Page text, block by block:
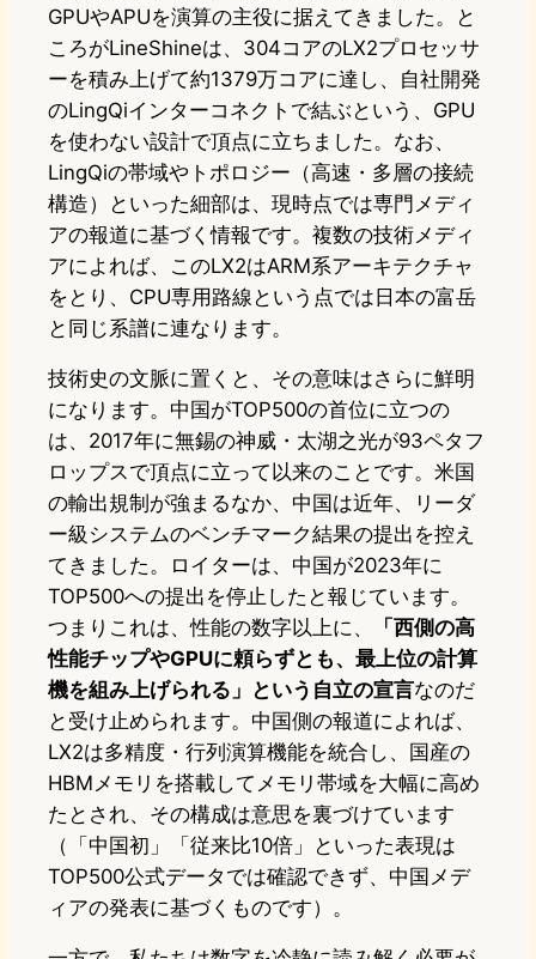
GPUやAPUを演算の主役に据えてきました。と
ころがLineShineは、304コアのLX2プロセッサ
ーを積み上げて約1379万コアに達し、自社開発
のLingQiインターコネクトで結ぶという、GPU
を使わない設計で頂点に立ちました。なお、
LingQiの帯域やトポロジー（高速・多層の接続
構造）といった細部は、現時点では専門メディ
アの報道に基づく情報です。複数の技術メディ
アによれば、このLX2はARM系アーキテクチャ
をとり、CPU専用路線という点では日本の富岳
と同じ系譜に連なります。
技術史の文脈に置くと、その意味はさらに鮮明
になります。中国がTOP500の首位に立つの
は、2017年に無錫の神威・太湖之光が93ペタフ
ロップスで頂点に立って以来のことです。米国
の輸出規制が強まるなか、中国は近年、リーダ
ー級システムのベンチマーク結果の提出を控え
てきました。ロイターは、中国が2023年に
TOP500への提出を停止したと報じています。
つまりこれは、性能の数字以上に、
「西側の高
性能チップやGPUに頼らずとも、最上位の計算
機を組み上げられる」という自立の宣言なのだ
と受け止められます。中国側の報道によれば、
LX2は多精度・行列演算機能を統合し、国産の
HBMメモリを搭載してメモリ帯域を大幅に高め
たとされ、その構成は意思を裏づけています
（「中国初」「従来比10倍」といった表現は
TOP500公式データでは確認できず、中国メデ
ィアの発表に基づくものです）。